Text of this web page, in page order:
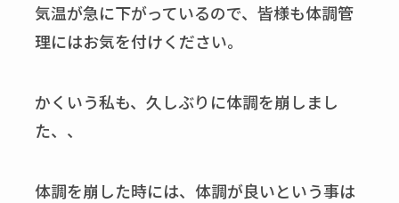
気温が急に下がっているので、皆様も体調管
理にはお気を付けください。
かくいう私も、久しぶりに体調を崩しまし
た、、
体調を崩した時には、体調が良いという事は